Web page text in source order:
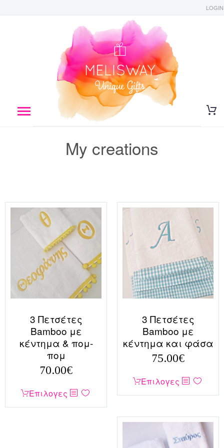
LOGIN
My creations
3 Πετσέτες
Bamboo με
κέντημα & πομ-
πομ
70.00€
Επιλογες
Αυτό
το
3 Πετσέτες
Bamboo με
κέντημα και φάσα
75.00€
Επιλογες
Αυτό
το
έχει
πολλαπλές
παραλλαγές.